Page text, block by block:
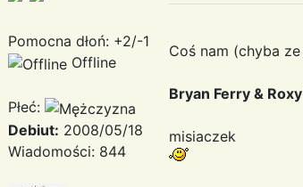
Pomocna dłoń: +2/-1
Offline
Płeć:
Debiut: 2008/05/18
Wiadomości: 844
Coś nam (chyba
Bryan Ferry &
misiaczek